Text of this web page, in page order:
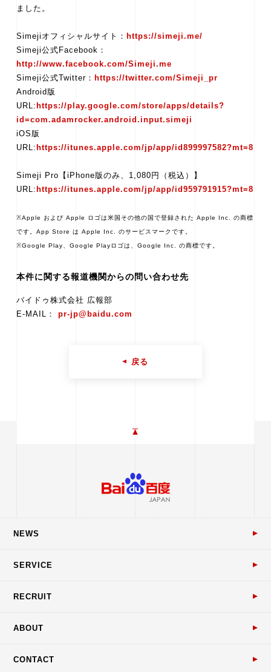
ました。
Simejiオフィシャルサイト： https://simeji.me/
Simeji公式Facebook：
http://www.facebook.com/Simeji.me
Simeji公式Twitter： https://twitter.com/Simeji_pr
Android版
URL: https://play.google.com/store/apps/details?
id=com.adamrocker.android.input.simeji
iOS版
URL: https://itunes.apple.com/jp/app/id899997582?mt=8
Simeji Pro【iPhone版のみ、1,080円（税込）】
URL: https://itunes.apple.com/jp/app/id959791915?mt=8
※Apple および Apple ロゴは米国その他の国で登録された Apple Inc. の商標
です。App Store は Apple Inc. のサービスマークです。
※Google Play、Google Playロゴは、Google Inc. の商標です。
本件に関する報道機関からの問い合わせ先
バイドゥ株式会社 広報部
E-MAIL： pr-jp@baidu.com
戻る
NEWS
SERVICE
RECRUIT
ABOUT
CONTACT